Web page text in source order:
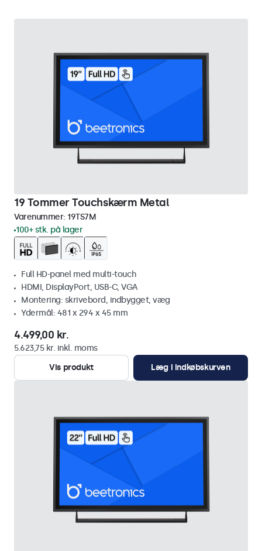
19 Tommer Touchskærm Metal
Varenummer: 19TS7M
100+ stk. på lager
Full HD-panel med multi-touch
HDMI, DisplayPort, USB-C, VGA
Montering: skrivebord, indbygget, væg
Ydermål: 481 x 294 x 45 mm
4.499,00 kr.
5.623,75 kr. inkl. moms
Vis produkt
Læg i indkøbskurven